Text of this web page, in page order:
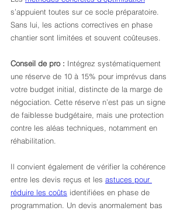
s’appuient toutes sur ce socle préparatoire.
Sans lui, les actions correctives en phase
chantier sont limitées et souvent coûteuses.
Conseil de pro : Intégrez systématiquement
une réserve de 10 à 15% pour imprévus dans
votre budget initial, distincte de la marge de
négociation. Cette réserve n’est pas un signe
de faiblesse budgétaire, mais une protection
contre les aléas techniques, notamment en
réhabilitation.
Il convient également de vérifier la cohérence
entre les devis reçus et les astuces pour
réduire les coûts identifiées en phase de
programmation. Un devis anormalement bas